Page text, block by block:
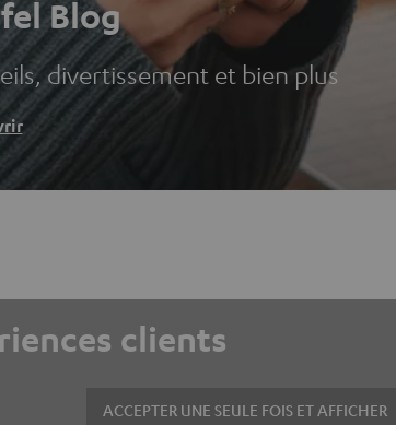
Blog
divertissement et bien plus
clients
ACCEPTER UNE SEULE FOIS ET AFFICHER